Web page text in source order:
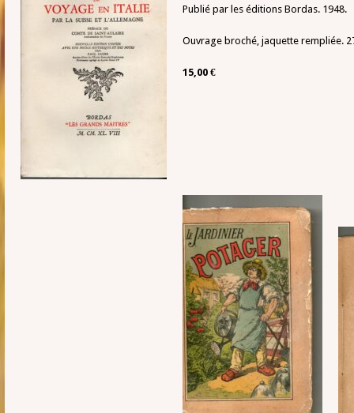
Publié par les éditions Bordas. 1948.
Ouvrage broché, jaquette rempliée.
15,00 €